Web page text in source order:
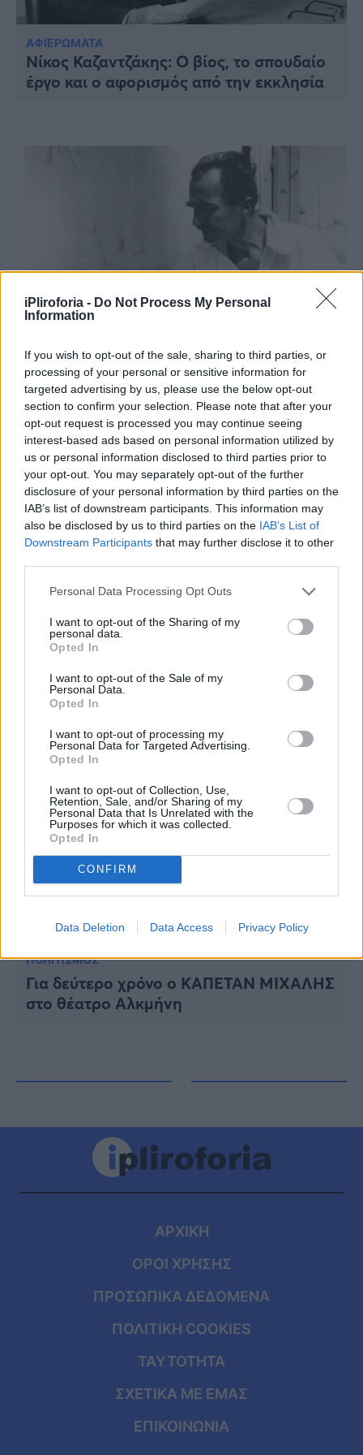
iPliroforia - Do Not Process My Personal
Information
If you wish to opt-out of the sale, sharing to third parties, or
processing of your personal or sensitive information for
targeted advertising by us, please use the below opt-out
section to confirm your selection. Please note that after your
opt-out request is processed you may continue seeing
interest-based ads based on personal information utilized by
us or personal information disclosed to third parties prior to
your opt-out. You may separately opt-out of the further
disclosure of your personal information by third parties on the
IAB’s list of downstream participants. This information may
also be disclosed by us to third parties on the IAB’s List of
Downstream Participants that may further disclose it to other
Personal Data Processing Opt Outs
I want to opt-out of the Sharing of my
personal data.
Opted In
I want to opt-out of the Sale of my
Personal Data.
Opted In
I want to opt-out of processing my
Personal Data for Targeted Advertising.
Opted In
I want to opt-out of Collection, Use,
Retention, Sale, and/or Sharing of my
Personal Data that Is Unrelated with the
Purposes for which it was collected.
Opted In
CONFIRM
Data Deletion Data Access Privacy Policy
Υγεία
Γυναίκα
Καιρός
Viral
Κουζίνα
Ζώδια
Pet
Πίστη
ΑΦΙΕΡΩΜΑΤΑ
Νίκος Καζαντζάκης: Ο βίος, το σπουδαίο
έργο και ο αφορισμός από την εκκλησία
Συγκλονιστικές φωτό από την κηδεία του
Νίκου Καζαντζάκη πριν 65 χρόνια -Σαν
σήμερα το τελευταίο του ταξίδι
ΑΦΙΕΡΩΜΑΤΑ
Αλέξης Γκόλφης: Ο Έλληνας «Χριστός», η
τραγική ιστορία της ζωής του, τα αζήτητα
και το μοναχικό τέλος
ΠΟΛΙΤΙΣΜΟΣ
Για δεύτερο χρόνο ο ΚΑΠΕΤΑΝ ΜΙΧΑΛΗΣ
στο θέατρο Αλκμήνη
ΑΡΧΙΚΗ
ΟΡΟΙ ΧΡΗΣΗΣ
ΠΡΟΣΩΠΙΚΑ ΔΕΔΟΜΕΝΑ
ΠΟΛΙΤΙΚΗ COOKIES
ΤΑΥΤΟΤΗΤΑ
ΣΧΕΤΙΚΑ ΜΕ ΕΜΑΣ
ΕΠΙΚΟΙΝΩΝΙΑ